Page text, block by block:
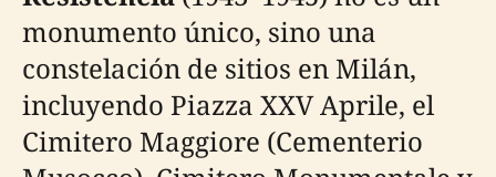
monumento único, sino una
constelación de sitios en Milán,
incluyendo Piazza XXV Aprile, el
Cimitero Maggiore (Cementerio